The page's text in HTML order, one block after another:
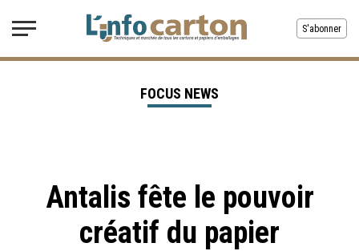
S'abonner
Antalis fête le pouvoir
créatif du papier
FOCUS NEWS